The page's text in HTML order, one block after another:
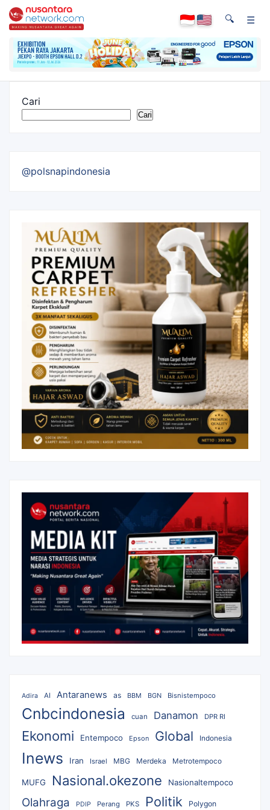
🔍 ☰
Cari
Cari
@polsnapindonesia
Adira AI Antaranews as BBM BGN Bisnistempoco
Cnbcindonesia cuan Danamon DPR RI
Ekonomi Entempoco Epson Global Indonesia
Inews Iran Israel MBG Merdeka Metrotempoco
MUFG Nasional.okezone Nasionaltempoco
Olahraga PDIP Perang PKS Politik Polygon